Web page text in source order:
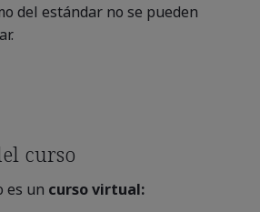
del estándar no se pueden
curso
es un curso virtual: